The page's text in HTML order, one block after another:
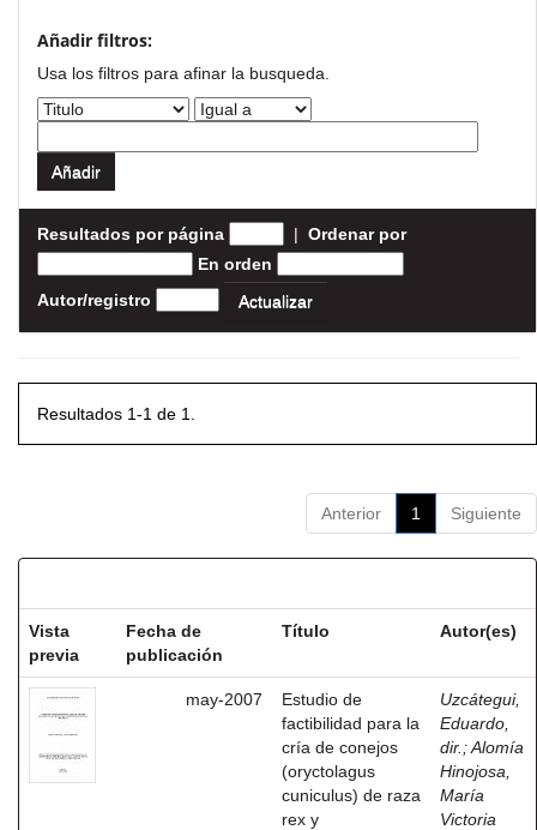
Añadir filtros:
Usa los filtros para afinar la busqueda.
Resultados por página | Ordenar por
En orden
Autor/registro
Resultados 1-1 de 1.
Anterior 1 Siguiente
Vista
previa
Fecha de
publicación
Título Autor(es)
may-2007
Estudio de
factibilidad para la
cría de conejos
(oryctolagus
cuniculus) de raza
rex y
Uzcátegui,
Eduardo,
dir. ;Alomía
Hinojosa,
María
Victoria